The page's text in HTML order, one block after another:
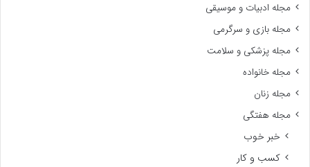
مجله ادبیات و موسیقی
مجله بازی و سرگرمی
مجله پزشکی و سلامت
مجله خانواده
مجله زنان
مجله هفتگی
خبر خوب
کسب و کار